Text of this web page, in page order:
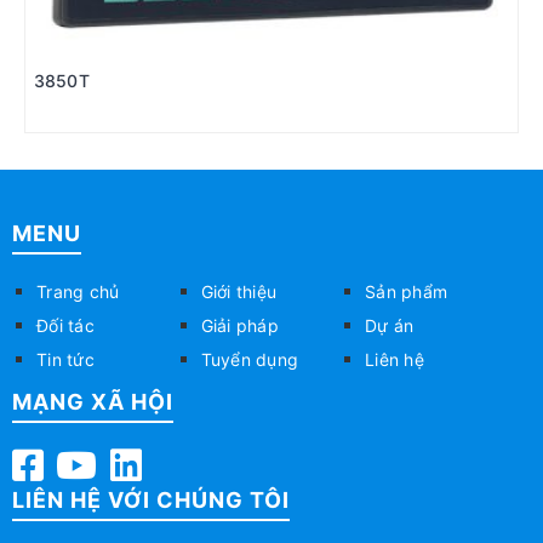
3850T
MENU
Trang chủ Giới thiệu
Sản phẩm
Đối tác
Giải pháp
Dự án
Tin tức
Tuyển dụng Liên hệ
MẠNG XÃ HỘI
LIÊN HỆ VỚI CHÚNG TÔI